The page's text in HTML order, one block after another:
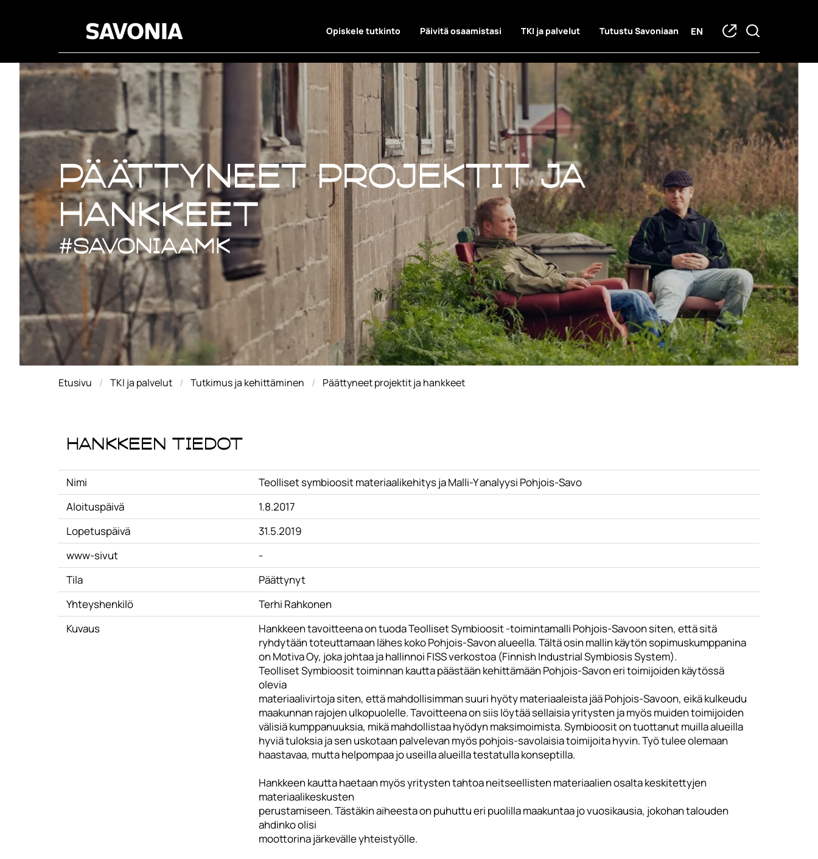
Opiskele tutkinto Päivitä osaamistasi TKI ja palvelut Tutustu Savoniaan EN
Päättyneet projektit ja hankkeet
Päättyneet projektit ja
hankkeet
#savoniaAMK
Etusivu TKI ja palvelut Tutkimus ja kehittäminen Päättyneet projektit ja hankkeet
Hankkeen tiedot
Nimi
Teolliset symbioosit materiaalikehitys ja Malli-Y analyysi Pohjois-Savo
Aloituspäivä
1.8.2017
Lopetuspäivä
31.5.2019
www-sivut
-
Tila
Päättynyt
Yhteyshenkilö
Terhi Rahkonen
Kuvaus
Hankkeen tavoitteena on tuoda Teolliset Symbioosit -toimintamalli Pohjois-Savoon siten, että sitä
ryhdytään toteuttamaan lähes koko Pohjois-Savon alueella. Tältä osin mallin käytön sopimuskumppanina
on Motiva Oy, joka johtaa ja hallinnoi FISS verkostoa (Finnish Industrial Symbiosis System).
Teolliset Symbioosit toiminnan kautta päästään kehittämään Pohjois-Savon eri toimijoiden käytössä
olevia
materiaalivirtoja siten, että mahdollisimman suuri hyöty materiaaleista jää Pohjois-Savoon, eikä kulkeudu
maakunnan rajojen ulkopuolelle. Tavoitteena on siis löytää sellaisia yritysten ja myös muiden toimijoiden
välisiä kumppanuuksia, mikä mahdollistaa hyödyn maksimoimista. Symbioosit on tuottanut muilla alueilla
hyviä tuloksia ja sen uskotaan palvelevan myös pohjois-savolaisia toimijoita hyvin. Työ tulee olemaan
haastavaa, mutta helpompaa jo useilla alueilla testatulla konseptilla.
Hankkeen kautta haetaan myös yritysten tahtoa neitseellisten materiaalien osalta keskitettyjen
materiaalikeskusten
perustamiseen. Tästäkin aiheesta on puhuttu eri puolilla maakuntaa jo vuosikausia, jokohan talouden
ahdinko olisi
moottorina järkevälle yhteistyölle.